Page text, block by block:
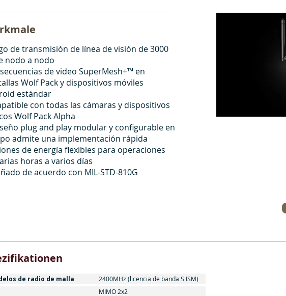
de transmisión de línea de visión de 3000
nodo a nodo
de video SuperMesh+™ en
Wolf Pack y dispositivos móviles
estándar
con todas las cámaras y dispositivos
Wolf Pack Alpha
plug and play modular y configurable en
admite una implementación rápida
de energía flexibles para operaciones
horas a varios días
de acuerdo con MIL-STD-810G
de radio de malla
2400MHz (licencia de banda S ISM)
MIMO 2x2